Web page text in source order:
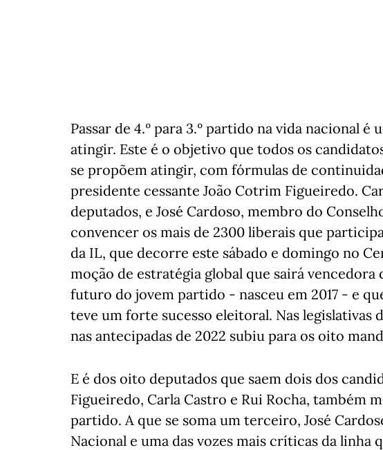
Passar de 4.º para 3.º partido na vida nacional é
atingir. Este é o objetivo que todos os
se propõem atingir, com fórmulas de
presidente cessante João Cotrim Figueiredo.
deputados, e José Cardoso, membro do
convencer os mais de 2300 liberais que
da IL, que decorre este sábado e domingo no
moção de estratégia global que sairá vencedora
futuro do jovem partido - nasceu em 2017 - e
teve um forte sucesso eleitoral. Nas legislativas
nas antecipadas de 2022 subiu para os oito
E é dos oito deputados que saem dois dos
Figueiredo, Carla Castro e Rui Rocha, também
partido. A que se soma um terceiro, José
Nacional e uma das vozes mais críticas da